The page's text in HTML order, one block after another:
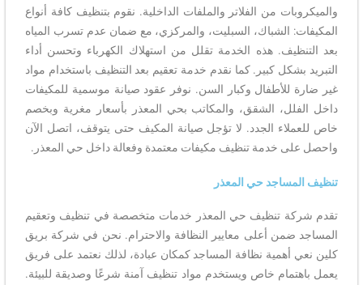
والميكروبات من الفلاتر والملفات الداخلية. نقوم بتنظيف كافة أنواع
المكيفات: الشباك، السبليت، والمركزي، مع ضمان عدم تسرب المياه
بعد التنظيف. هذه الخدمة تقلل من استهلاك الكهرباء وتحسن أداء
التبريد بشكل كبير. كما نقدم خدمة تعقيم بعد التنظيف باستخدام مواد
غير ضارة للأطفال وكبار السن. نوفر عقود صيانة موسمية للمكيفات
داخل الفلل، الشقق، والمكاتب بحي المعذر بأسعار مغرية وبخصم
خاص للعملاء الجدد. لا تؤجل صيانة المكيف حتى يتوقف، اتصل الآن
واحصل على خدمة تنظيف مكيفات معتمدة وفعالة داخل حي المعذر.
تنظيف المساجد حي المعذر
تقدم شركة تنظيف حي المعذر خدمات متخصصة في تنظيف وتعقيم
المساجد ضمن أعلى معايير النظافة والاحترام. نحن في شركة بريق
كلين نعي أهمية نظافة المساجد كمكان عبادة، لذلك نعتمد على فريق
يعمل باهتمام خاص ويستخدم مواد تنظيف آمنة شرعًا وصديقة للبيئة.